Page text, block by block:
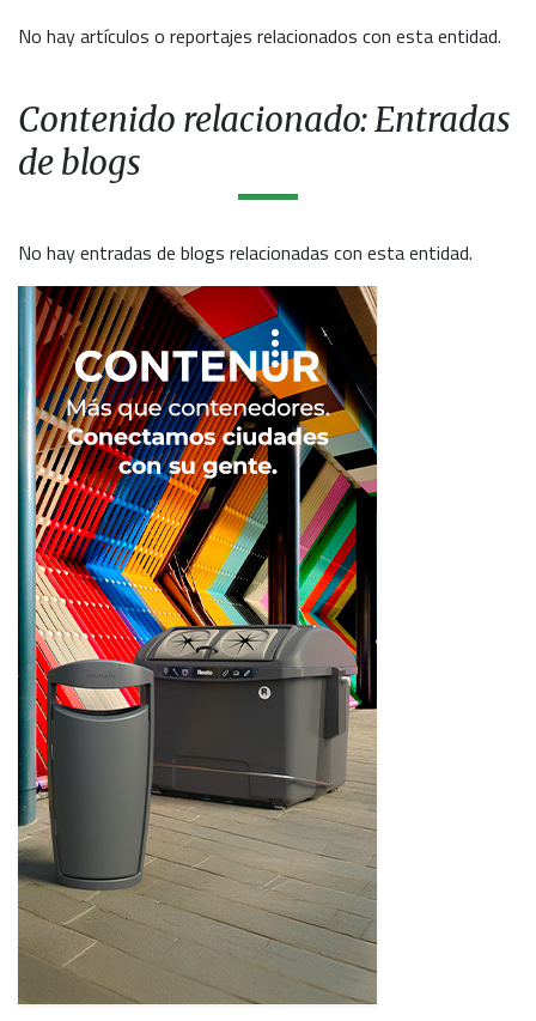
No hay artículos o reportajes relacionados con esta entidad.
Contenido relacionado: Entradas
de blogs
No hay entradas de blogs relacionadas con esta entidad.